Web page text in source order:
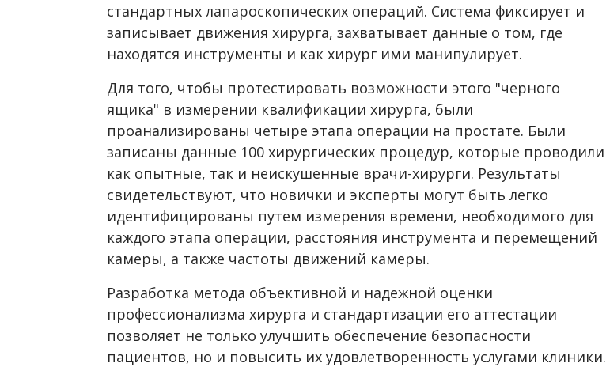
стандартных лапароскопических операций. Система фиксирует и
записывает движения хирурга, захватывает данные о том, где
находятся инструменты и как хирург ими манипулирует.
Для того, чтобы протестировать возможности этого "черного
ящика" в измерении квалификации хирурга, были
проанализированы четыре этапа операции на простате. Были
записаны данные 100 хирургических процедур, которые проводили
как опытные, так и неискушенные врачи-хирурги. Результаты
свидетельствуют, что новички и эксперты могут быть легко
идентифицированы путем измерения времени, необходимого для
каждого этапа операции, расстояния инструмента и перемещений
камеры, а также частоты движений камеры.
Разработка метода объективной и надежной оценки
профессионализма хирурга и стандартизации его аттестации
позволяет не только улучшить обеспечение безопасности
пациентов, но и повысить их удовлетворенность услугами клиники.